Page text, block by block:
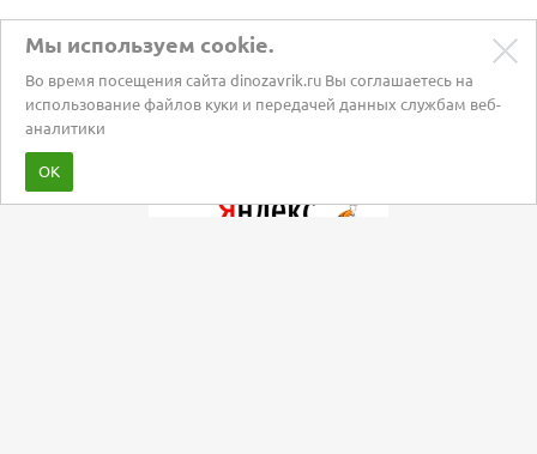
Мы используем cookie.
Во время посещения сайта dinozavrik.ru Вы соглашаетесь на
использование файлов куки и передачей данных службам веб-
аналитики
ОК